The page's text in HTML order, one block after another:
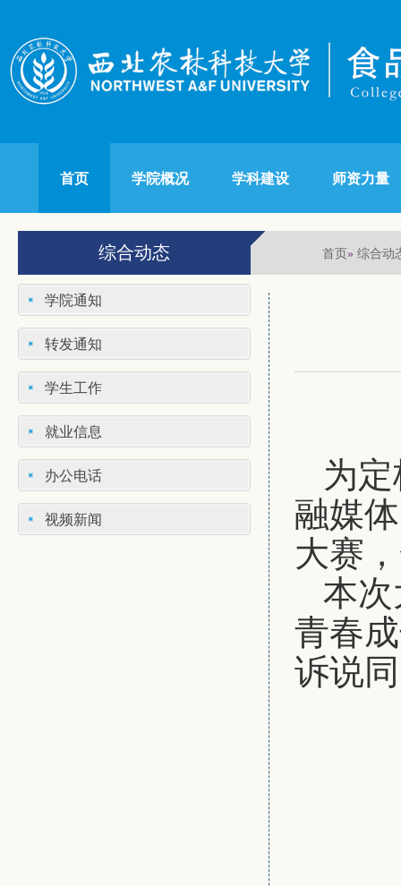
首页 学院概况 学科建设 师资力量
综合动态 首页» 综合动
学院通知
转发通知
学生工作
就业信息
办公电话
视频新闻
为
融媒
大赛
本
青春
诉说